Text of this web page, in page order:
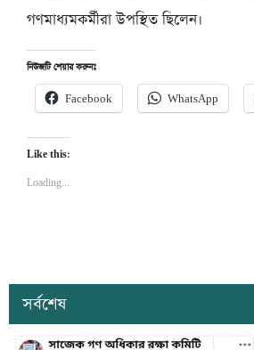
গণমাধ্যমকর্মীরা উপস্থিত ছিলেন।
নিউজটি শেয়ার করুনঃ
Facebook WhatsApp
Like this:
Loading...
সর্বশেষ